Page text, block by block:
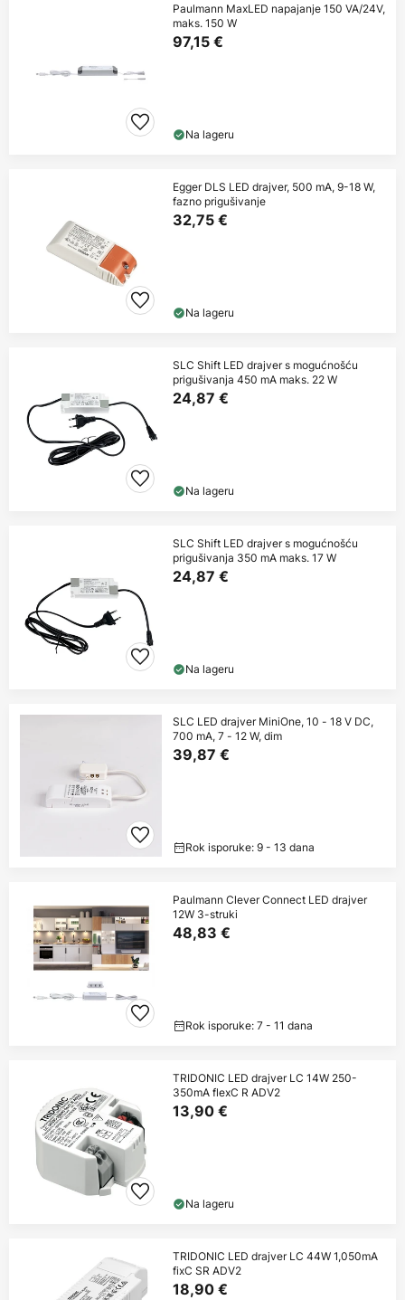
Paulmann MaxLED napajanje 150 VA/24V,
maks. 150 W
97,15 €
Na lageru
Egger DLS LED drajver, 500 mA, 9-18 W,
fazno prigušivanje
32,75 €
Na lageru
SLC Shift LED drajver s mogućnošću
prigušivanja 450 mA maks. 22 W
24,87 €
Na lageru
SLC Shift LED drajver s mogućnošću
prigušivanja 350 mA maks. 17 W
24,87 €
Na lageru
SLC LED drajver MiniOne, 10 - 18 V DC,
700 mA, 7 - 12 W, dim
39,87 €
Rok isporuke: 9 - 13 dana
Paulmann Clever Connect LED drajver
12W 3-struki
48,83 €
Rok isporuke: 7 - 11 dana
TRIDONIC LED drajver LC 14W 250-
350mA flexC R ADV2
13,90 €
Na lageru
TRIDONIC LED drajver LC 44W 1,050mA
fixC SR ADV2
18,90 €